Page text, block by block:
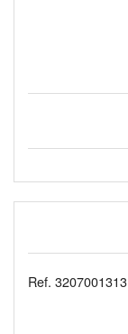
Ref. 3207001313